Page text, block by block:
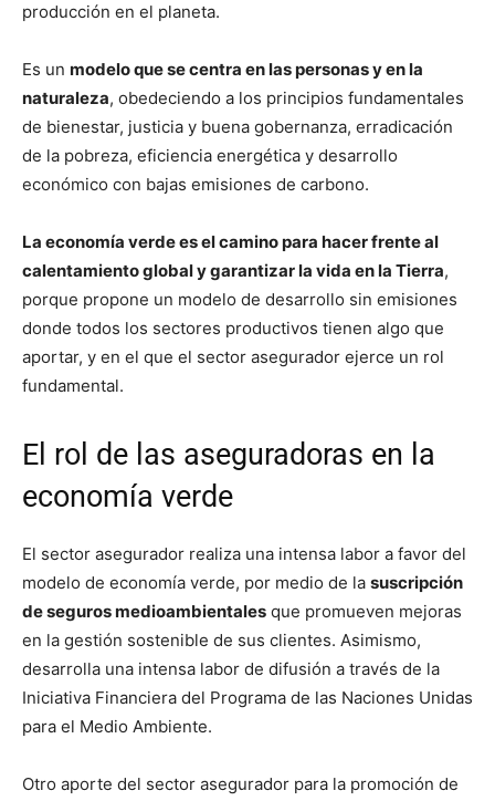
producción en el planeta.
Es un modelo que se centra en las personas y en la
naturaleza, obedeciendo a los principios fundamentales
de bienestar, justicia y buena gobernanza, erradicación
de la pobreza, eficiencia energética y desarrollo
económico con bajas emisiones de carbono.
La economía verde es el camino para hacer frente al
calentamiento global y garantizar la vida en la Tierra,
porque propone un modelo de desarrollo sin emisiones
donde todos los sectores productivos tienen algo que
aportar, y en el que el sector asegurador ejerce un rol
fundamental.
El rol de las aseguradoras en la
economía verde
El sector asegurador realiza una intensa labor a favor del
modelo de economía verde, por medio de la suscripción
de seguros medioambientales que promueven mejoras
en la gestión sostenible de sus clientes. Asimismo,
desarrolla una intensa labor de difusión a través de la
Iniciativa Financiera del Programa de las Naciones Unidas
para el Medio Ambiente.
Otro aporte del sector asegurador para la promoción de